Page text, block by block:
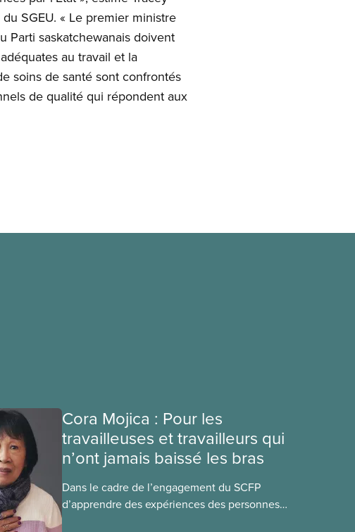
SGEU. « Le premier ministre
Parti saskatchewanais doivent
au travail et la
soins de santé sont confrontés
de qualité qui répondent aux
Cora Mojica : Pour les
travailleuses et travailleurs qui
n’ont jamais baissé les bras
Dans le cadre de l’engagement du SCFP
d’apprendre des expériences des personnes